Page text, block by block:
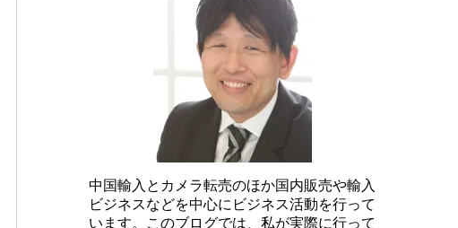
中国輸入とカメラ転売のほか国内販売や輸入
ビジネスなどを中心にビジネス活動を行って
います。このブログでは、私が実際に行って